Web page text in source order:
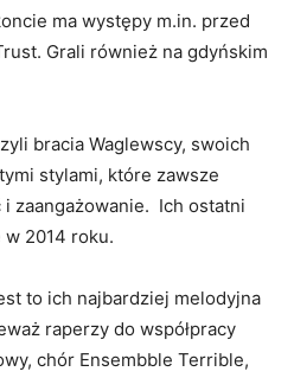
ma występy m.in. przed
Grali również na gdyńskim
bracia Waglewscy, swoich
stylami, które zawsze
i zaangażowanie. Ich ostatni
w 2014 roku.
to ich najbardziej melodyjna
raperzy do współpracy
chór Ensembble Terrible,